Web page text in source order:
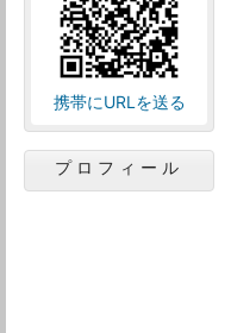
携帯にURLを送る
プロフィール